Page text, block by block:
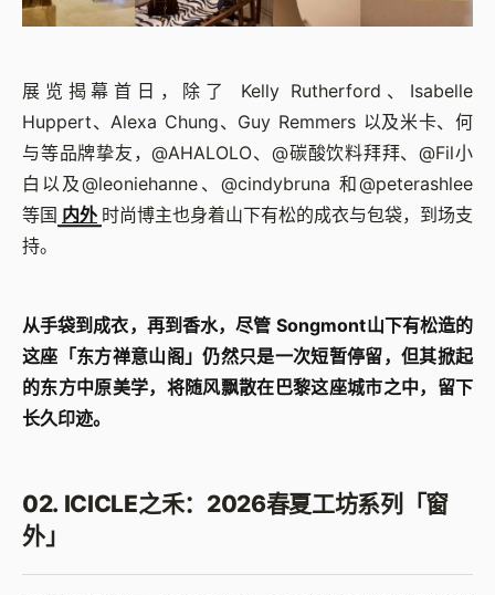
展览揭幕首日，除了 Kelly Rutherford、Isabelle
Huppert、Alexa Chung、Guy Remmers 以及米卡、何
与等品牌挚友，@AHALOLO、@碳酸饮料拜拜、@Fil小
白以及@leoniehanne、@cindybruna 和@peterashlee
等国 内外 时尚博主也身着山下有松的成衣与包袋，到场支
持。
从手袋到成衣，再到香水，尽管 Songmont山下有松造的
这座「东方禅意山阁」仍然只是一次短暂停留，但其掀起
的东方中原美学，将随风飘散在巴黎这座城市之中，留下
长久印迹。
02. ICICLE之禾：2026春夏工坊系列「窗
外」